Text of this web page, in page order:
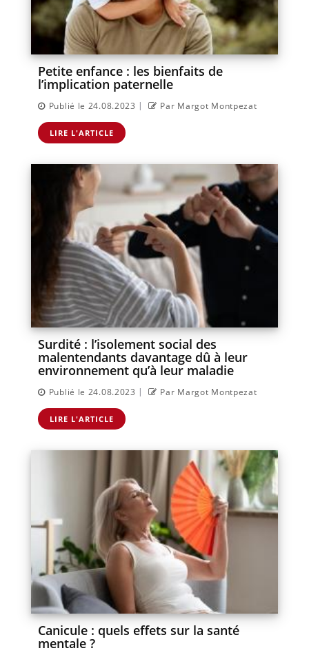
Petite enfance : les bienfaits de
l’implication paternelle
Publié le 24.08.2023 | Par Margot Montpezat
LIRE L'ARTICLE
Surdité : l’isolement social des
malentendants davantage dû à leur
environnement qu’à leur maladie
Publié le 24.08.2023 | Par Margot Montpezat
LIRE L'ARTICLE
Canicule : quels effets sur la santé
mentale ?